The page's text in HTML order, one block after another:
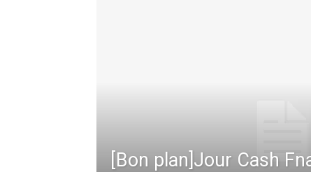
[Bon plan]Jour Cash